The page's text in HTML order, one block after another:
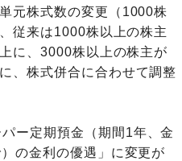
元株式数の変更（1000株
従来は1000株以上の株主
に、3000株以上の株主が
、株式併合に合わせて調整
ー定期預金（期間1年、金
の金利の優遇」に変更が